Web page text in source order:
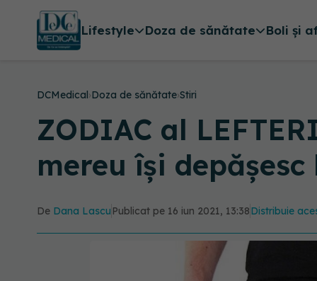
Lifestyle Doza de sănătate Boli și
DCMedical›Doza de sănătate›Stiri
ZODIAC al
mereu își
De Dana Lascu Publicat pe 16 iun 2021, 13:38Distribuie